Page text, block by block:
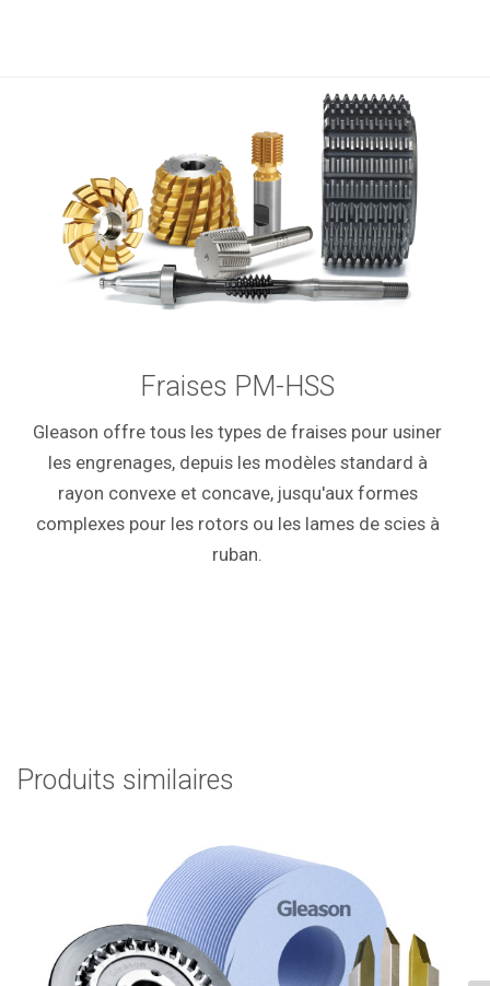
Fraises PM-HSS
Gleason offre tous les types de fraises pour usiner
les engrenages, depuis les modèles standard à
rayon convexe et concave, jusqu'aux formes
complexes pour les rotors ou les lames de scies à
ruban.
Produits similaires